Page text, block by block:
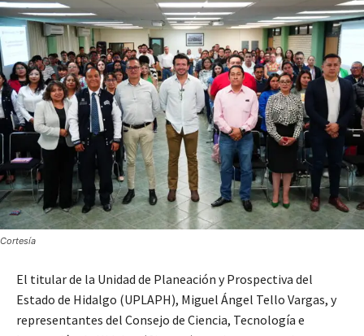
Cortesía
El titular de la Unidad de Planeación y Prospectiva del
Estado de Hidalgo (UPLAPH), Miguel Ángel Tello Vargas, y
representantes del Consejo de Ciencia, Tecnología e